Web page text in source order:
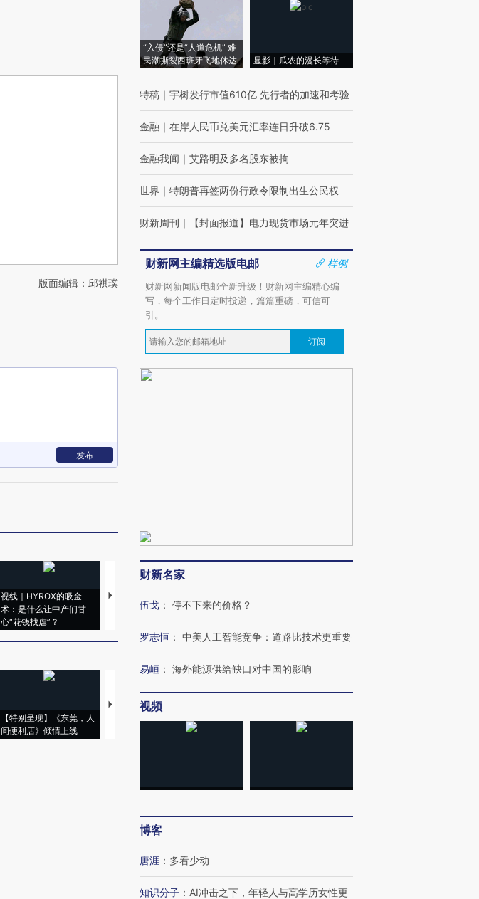
版面编辑：邱祺璞
发布
视线｜HYROX的吸金
术：是什么让中产们甘
心“花钱找虐”？
马航飞行员跨国走私7万
粒摇头丸 尿检体内含3种
度Z世代 用街头抗争将教
育部长拱下台
飞地休达
【特别呈现】《东莞，人
间便利店》倾情上线
【推广】走进第四届链博
有意思的生活方式·第三对
“入侵”还是“人道危机” 难
民潮撕裂西班牙飞地休达
显影｜瓜农的漫长等待
特稿 ｜ 宇树发行市值610亿 先行者的加速和考验
金融 ｜ 在岸人民币兑美元汇率连日升破6.75
金融我闻 ｜ 艾路明及多名股东被拘
世界 ｜ 特朗普再签两份行政令限制出生公民权
财新周刊 ｜ 【封面报道】电力现货市场元年突进
财新网主编精选版电邮
样例
财新网新闻版电邮全新升级！财新网主编精心编
写，每个工作日定时投递，篇篇重磅，可信可
引。
订阅
财新名家
伍戈 ： 停不下来的价格？
罗志恒 ： 中美人工智能竞争：道路比技术更重要
易峘 ： 海外能源供给缺口对中国的影响
视频
博客
唐涯 ： 多看少动
知识分子 ： AI冲击之下，年轻人与高学历女性更